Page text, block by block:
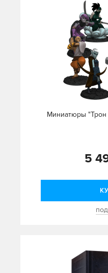
Миниатюры "Трон
5